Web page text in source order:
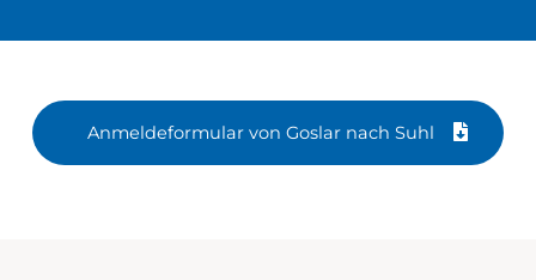
Anmeldeformular von Goslar nach Suhl